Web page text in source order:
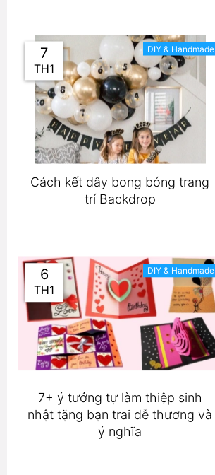
7
TH1
DIY & Handmade
Cách kết dây bong bóng trang
trí Backdrop
6
TH1
DIY & Handmade
7+ ý tưởng tự làm thiệp sinh
nhật tặng bạn trai dễ thương và
ý nghĩa